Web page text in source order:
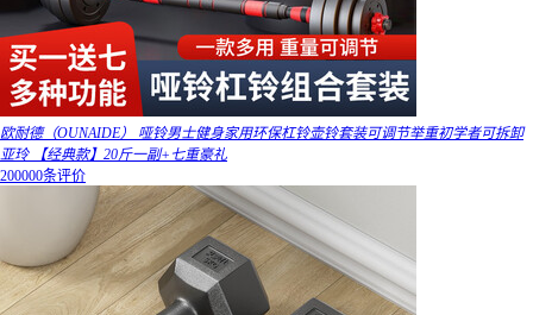
欧耐德（OUNAIDE） 哑铃男士健身家用环保杠铃壶铃套装可调节举重初学者可拆卸
亚玲 【经典款】20斤一副+七重豪礼
200000条评价